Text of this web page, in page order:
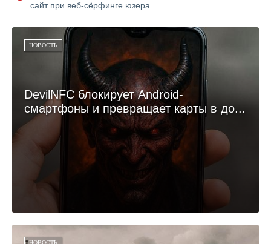
сайт при веб-сёрфинге юзера
НОВОСТЬ
DevilNFC блокирует Android-
смартфоны и превращает карты в до...
НОВОСТЬ